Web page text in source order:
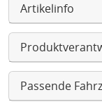
Artikelinfo
Passende